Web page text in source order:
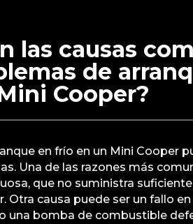
las causas
de
Cooper?
en frío en un Mini Cooper
Una de las razones más
que no suministra
Otra causa puede ser un fallo
una bomba de combustible